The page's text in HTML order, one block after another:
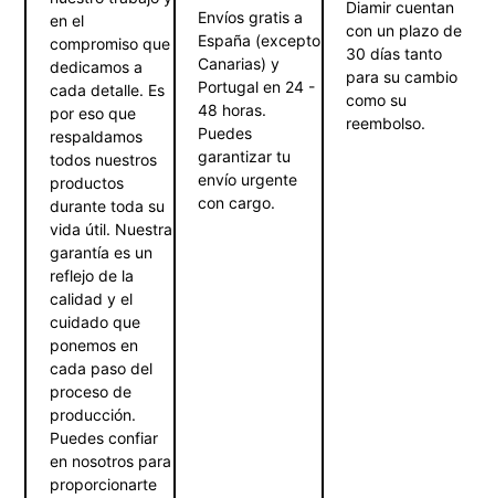
en el
compromiso que
dedicamos a
cada detalle. Es
por eso que
respaldamos
todos nuestros
productos
durante toda su
vida útil. Nuestra
garantía es un
reflejo de la
calidad y el
cuidado que
ponemos en
cada paso del
proceso de
producción.
Puedes confiar
en nosotros para
proporcionarte
Envíos gratis a
España (excepto
Canarias) y
Portugal en 24 -
48 horas.
Puedes
garantizar tu
envío urgente
con cargo.
Diamir cuentan
con un plazo de
30 días tanto
para su cambio
como su
reembolso.